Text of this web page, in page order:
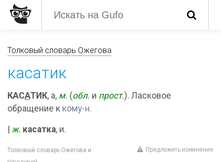
Толковый словарь Ожегова
касатик
КАСАТИК, а, м. (обл. и прост.). Ласковое
обращение к кому-н.
ж. касатка, и.
Толковый словарь Ожегова и
Предложить изменения